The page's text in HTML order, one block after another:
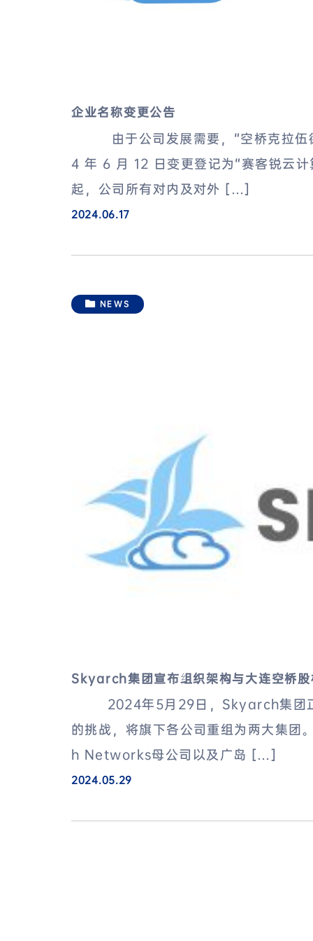
企业名称变更公告
由于公司发展需要，“空桥克拉伍
4 年 6 月 12 日变更登记为“赛客锐
起，公司所有对内及对外 […]
2024.06.17
NEWS
Skyarch集团宣布组织架构与大连空桥股
2024年5月29日，Skyarch集团正
的挑战，将旗下各公司重组为两大集
h Networks母公司以及广岛 […]
2024.05.29